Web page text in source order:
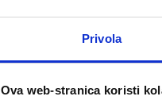
Privola
Ova web-stranica koristi